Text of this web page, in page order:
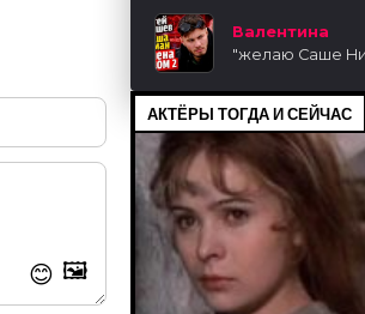
😊 🖼️
Валентина
"желаю Саше
АКТЁРЫ ТОГДА И СЕЙЧАС